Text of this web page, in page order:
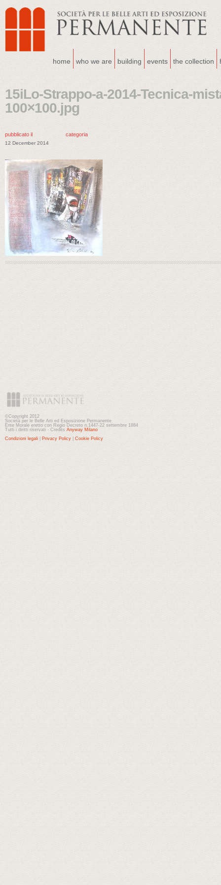
home who we are building events the collection
15iLo-Strappo-a-2014-Tecnica-
100×100.jpg
pubblicato il
12 December 2014
categoria
©Copyright 2012
Società per le Belle Arti ed Esposizione Permanente
Ente Morale eretto con Regio Decreto n.1447-22 settembre 1884
Tutti i diritti riservati - Credits Anyway Milano
Condizioni legali
Privacy Policy Cookie Policy